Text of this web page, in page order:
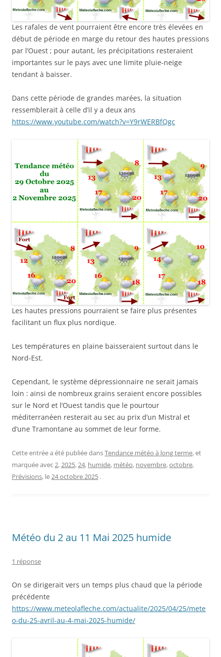
Les rafales de vent pourraient être encore très élevées en
début de période en marge du retour des hautes pressions
par l’Ouest ; pour autant, les précipitations resteraient
importantes sur le pays avec une limite pluie-neige
tendant à baisser.
Dans cette période de grandes marées, la situation
ressemblerait à celle d’il y a deux ans
https://www.youtube.com/watch?v=Y9rWERBfQgc
Les hautes pressions pourraient se faire plus présentes
facilitant un flux plus nordique.
Les températures en plaine baisseraient surtout dans le
Nord-Est.
Cependant, le système dépressionnaire ne serait jamais
loin : ainsi de nombreux grains seraient encore possibles
sur le Nord et l’Ouest tandis que le pourtour
méditerranéen resterait au sec au prix d’un Mistral et
d’une Tramontane au sommet de leur forme.
Cette entrée a été publiée dansTendance météo à long terme, et
marquée avec2,2025,24, humide, météo, novembre,octobre,
Prévisions, le24 octobre 2025 .
Météo du 2 au 11 Mai 2025 humide
1 réponse
On se dirigerait vers un temps plus chaud que la période
précédente
https://www.meteolafleche.com/actualite/2025/04/25/mete
o-du-25-avril-au-4-mai-2025-humide/